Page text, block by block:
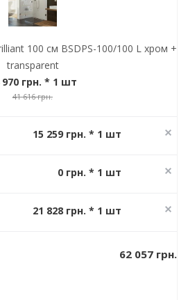
100 см BSDPS-100/100 L хром +
transparent
970 грн. * 1 шт
41 616 грн.
15 259 грн. * 1 шт
0 грн. * 1 шт
21 828 грн. * 1 шт
62 057 грн.